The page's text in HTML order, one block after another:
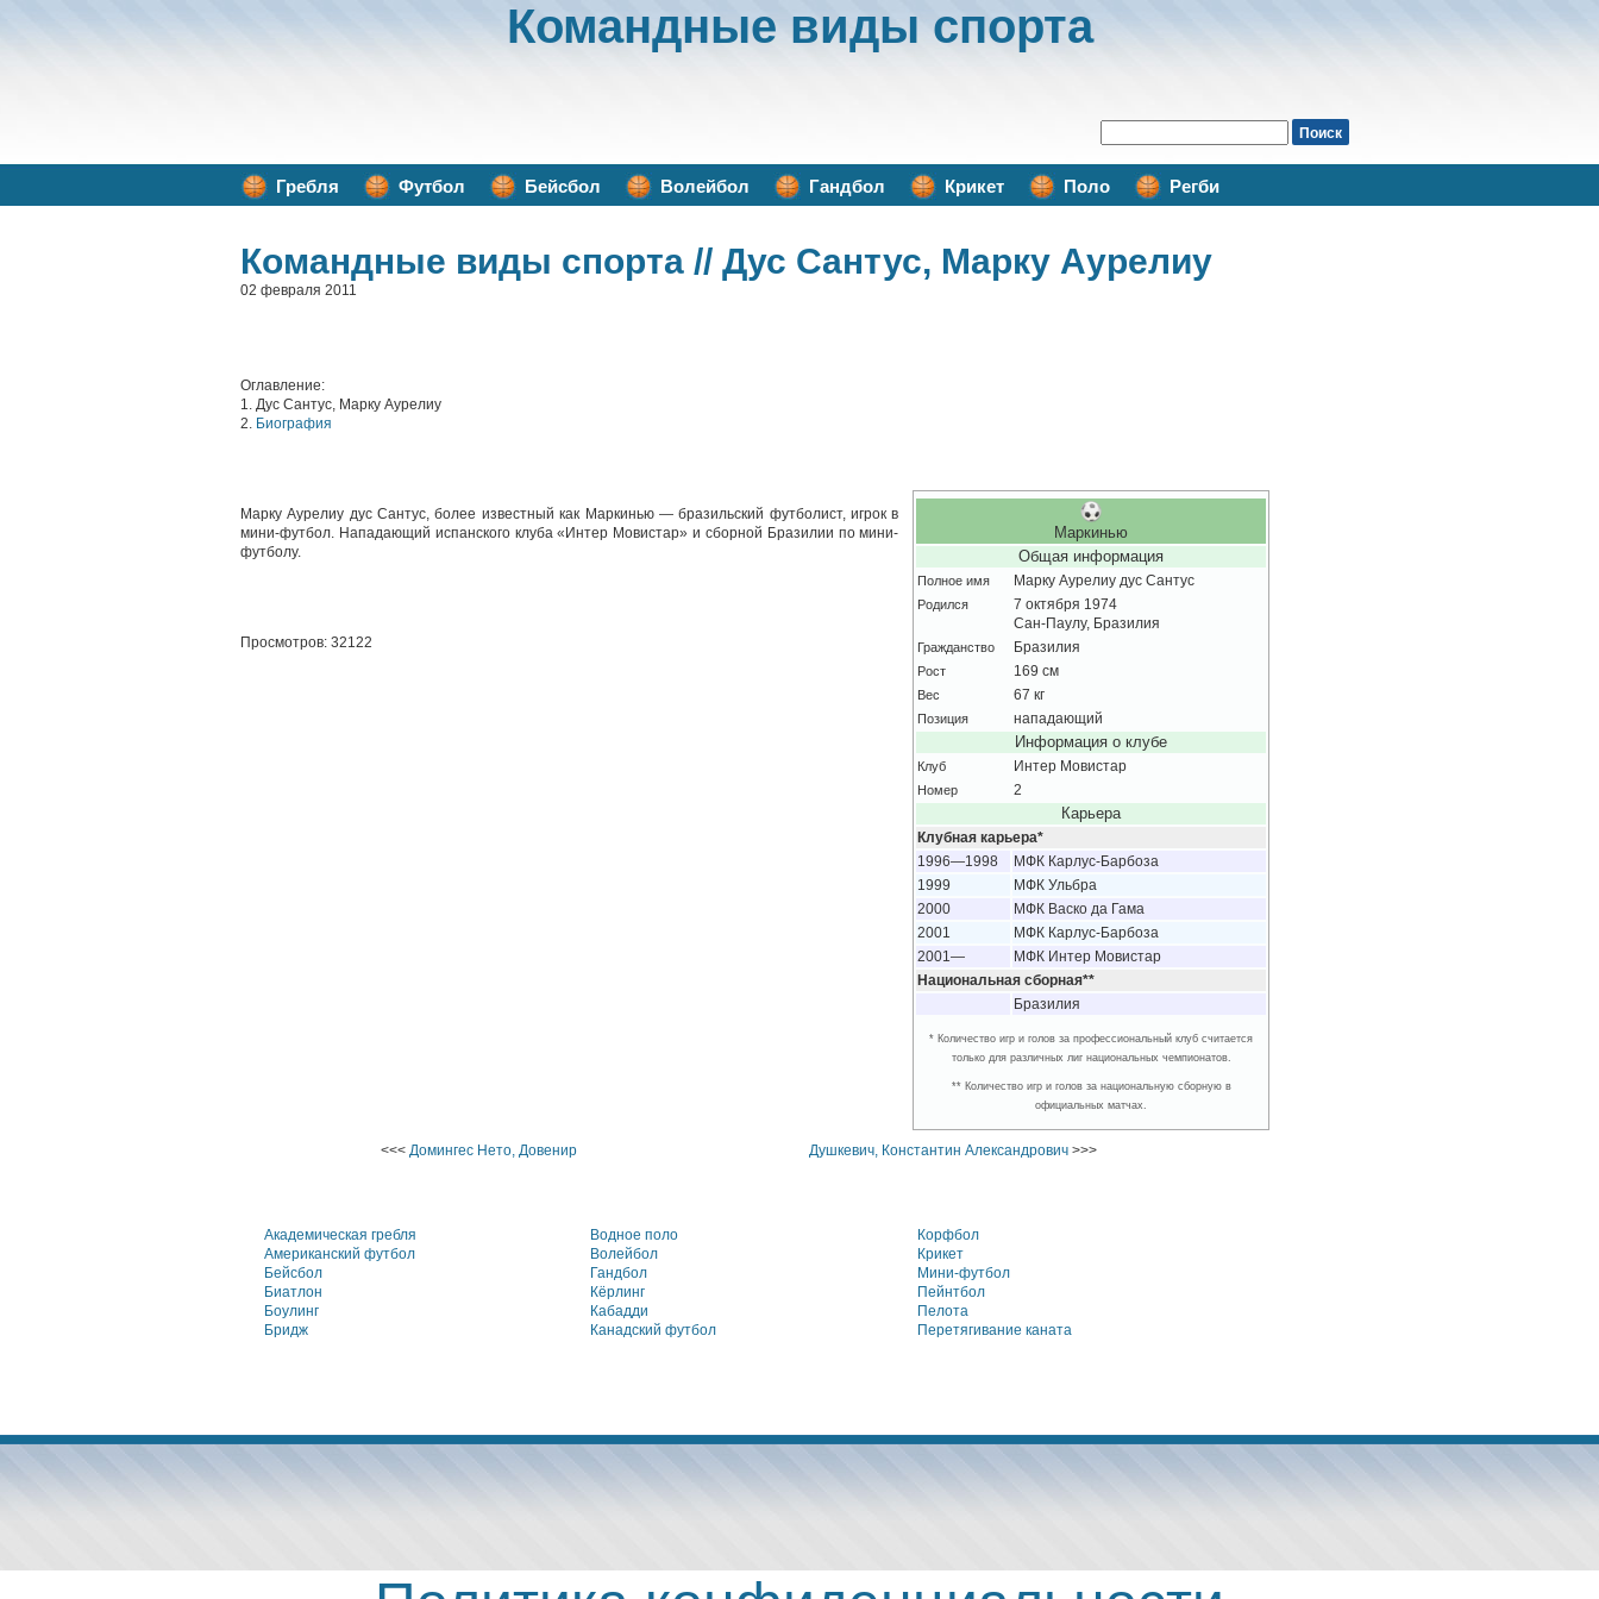
Командные виды спорта
Гребля Футбол Бейсбол Волейбол Гандбол Крикет Поло Регби
Командные виды спорта // Дус Сантус, Марку Аурелиу
02 февраля 2011
Оглавление:
1. Дус Сантус, Марку Аурелиу
2. Биография
Маркинью
Общая информация
Полное имя
Марку Аурелиу дус Сантус
Родился
7 октября 1974
Сан-Паулу, Бразилия
Гражданство
Бразилия
Рост
169 см
Вес
67 кг
Позиция
нападающий
Информация о клубе
Клуб
Интер Мовистар
Номер
2
Карьера
Клубная карьера*
1996—1998
МФК Карлус-Барбоза
1999
МФК Ульбра
2000
МФК Васко да Гама
2001
МФК Карлус-Барбоза
2001—
МФК Интер Мовистар
Национальная сборная**
Бразилия
* Количество игр и голов за профессиональный клуб считается
только для различных лиг национальных чемпионатов.
** Количество игр и голов за национальную сборную в
официальных матчах.
Марку Аурелиу дус Сантус, более известный как Маркинью — бразильский футболист, игрок в
мини-футбол. Нападающий испанского клуба «Интер Мовистар» и сборной Бразилии по мини-
футболу.
Просмотров: 32122
<<< Домингес Нето, Довенир Душкевич, Константин Александрович >>>
Академическая гребля
Американский футбол
Бейсбол
Биатлон
Боулинг
Бридж
Водное поло
Волейбол
Гандбол
Кёрлинг
Кабадди
Канадский футбол
Корфбол
Крикет
Мини-футбол
Пейнтбол
Пелота
Перетягивание каната